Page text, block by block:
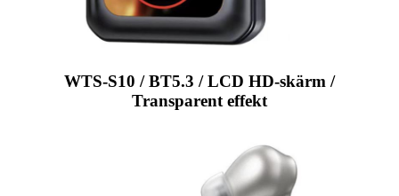
WTS-S10 / BT5.3 / LCD HD-skärm /
Transparent effekt